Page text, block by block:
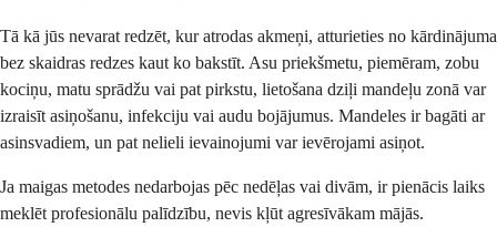
Tā kā jūs nevarat redzēt, kur atrodas akmeņi, atturieties no kārdinājuma
bez skaidras redzes kaut ko bakstīt. Asu priekšmetu, piemēram, zobu
kociņu, matu sprādžu vai pat pirkstu, lietošana dziļi mandeļu zonā var
izraisīt asiņošanu, infekciju vai audu bojājumus. Mandeles ir bagāti ar
asinsvadiem, un pat nelieli ievainojumi var ievērojami asiņot.
Ja maigas metodes nedarbojas pēc nedēļas vai divām, ir pienācis laiks
meklēt profesionālu palīdzību, nevis kļūt agresīvākam mājās.